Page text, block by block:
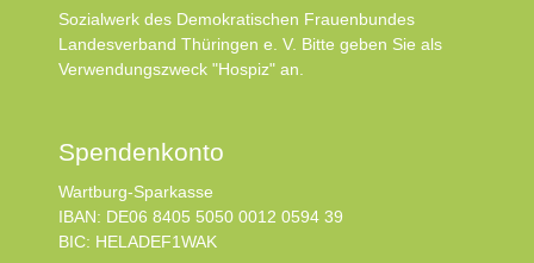
Sozialwerk des Demokratischen Frauenbundes
Landesverband Thüringen e. V. Bitte geben Sie als
Verwendungszweck "Hospiz" an.
Spendenkonto
Wartburg-Sparkasse
IBAN: DE06 8405 5050 0012 0594 39
BIC: HELADEF1WAK